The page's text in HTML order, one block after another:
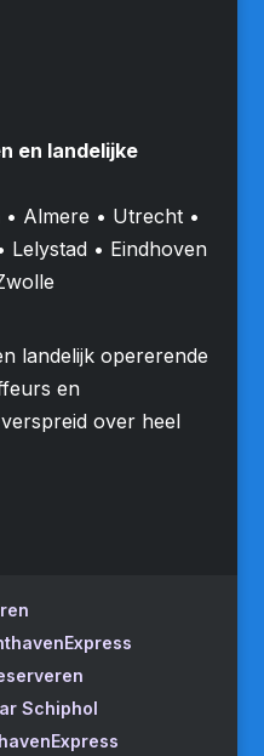
en landelijke
Almere • Utrecht •
Lelystad • Eindhoven
landelijk opererende
en
over heel
Schiphol